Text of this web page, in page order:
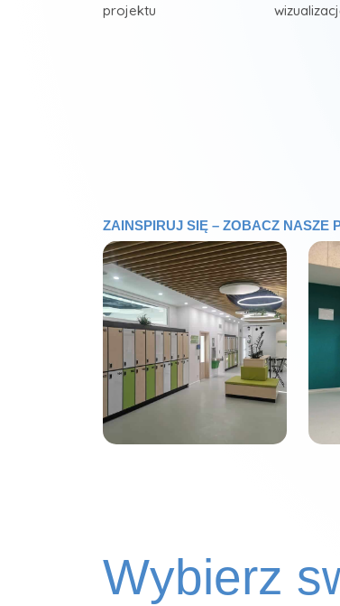
projektu
ZAINSPIRUJ SIĘ – ZOBACZ NASZE
Wybierz